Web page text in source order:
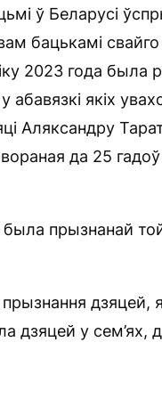
ў Беларусі
бацькамі свайго
2023 года была
якіх
Аляксандру
да 25
была прызнанай
дзяцей,
дзяцей у сем’ях,